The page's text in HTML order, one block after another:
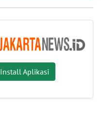
Install Aplikasi